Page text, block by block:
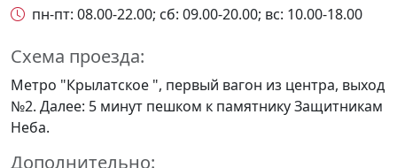
пн-пт: 08.00-22.00; сб: 09.00-20.00; вс: 10.00-18.00
Схема проезда:
Метро "Крылатское ", первый вагон из центра, выход
№2. Далее: 5 минут пешком к памятнику Защитникам
Неба.
Дополнительно: